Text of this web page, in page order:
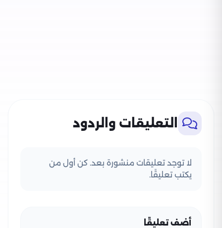
التعليقات والردود
لا توجد تعليقات منشورة بعد. كن أول من
يكتب تعليقًا.
أضف تعليقًا